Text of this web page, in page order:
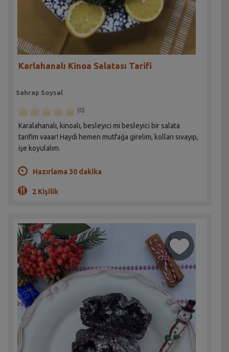
Karlahanalı Kinoa Salatası Tarifi
Sahrap Soysal
(0)
Karalahanalı, kinoalı, besleyici mi besleyici bir salata
tarifim vaaar! Haydi hemen mutfağa girelim, kolları sıvayıp,
işe koyulalım.
Hazırlama 30 dakika
2 Kişilik